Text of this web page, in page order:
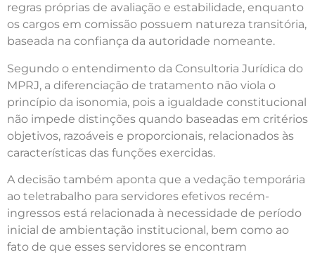
regras próprias de avaliação e estabilidade, enquanto
os cargos em comissão possuem natureza transitória,
baseada na confiança da autoridade nomeante.
Segundo o entendimento da Consultoria Jurídica do
MPRJ, a diferenciação de tratamento não viola o
princípio da isonomia, pois a igualdade constitucional
não impede distinções quando baseadas em critérios
objetivos, razoáveis e proporcionais, relacionados às
características das funções exercidas.
A decisão também aponta que a vedação temporária
ao teletrabalho para servidores efetivos recém-
ingressos está relacionada à necessidade de período
inicial de ambientação institucional, bem como ao
fato de que esses servidores se encontram